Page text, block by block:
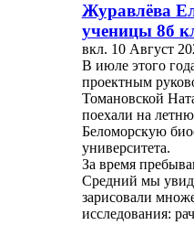
Журавлёва
ученицы 8б
вкл. 10 Август
В июле этого
проектным
Томановской
поехали на
Беломорскую
университета.
За время
Средний мы
зарисовали
исследования: